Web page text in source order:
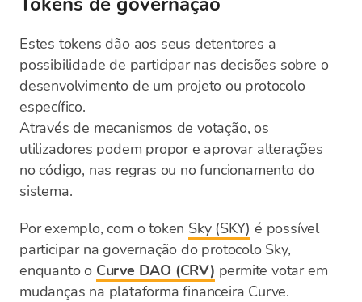
Estes tokens dão aos seus detentores a
possibilidade de participar nas decisões sobre o
desenvolvimento de um projeto ou protocolo
específico.
Através de mecanismos de votação, os
utilizadores podem propor e aprovar alterações
no código, nas regras ou no funcionamento do
sistema.
Por exemplo, com o token Sky (SKY) é possível
participar na governação do protocolo Sky,
enquanto o Curve DAO (CRV) permite votar em
mudanças na plataforma financeira Curve.